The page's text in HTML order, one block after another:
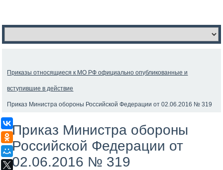
Одноклассники
Мой Мир
X
Приказы относящиеся к МО РФ официально опубликованные и
вступившие в действие
Приказ Министра обороны Российской Федерации от 02.06.2016 № 319
Приказ Министра обороны
Российской Федерации от
02.06.2016 № 319